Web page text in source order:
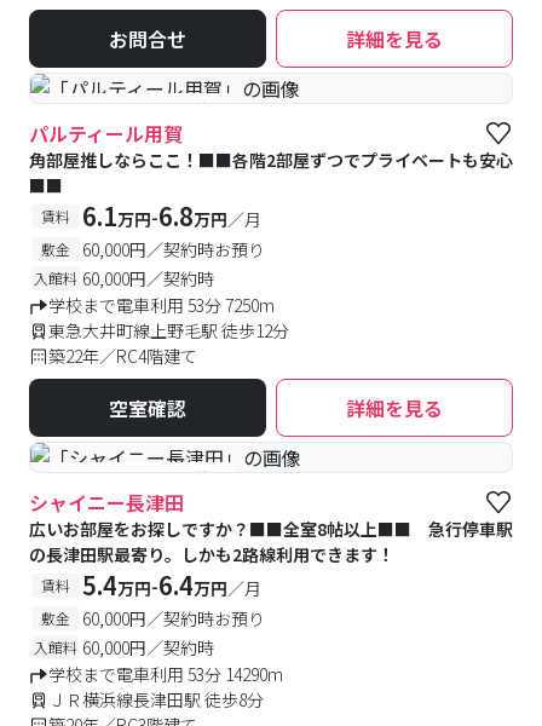
お問合せ 詳細を見る
#予約受付中 #空室待ち
パルティール用賀
角部屋推しならここ！■■各階2部屋ずつでプライベートも安心
■■
賃料 6.1万円-6.8万円／月
敷金 60,000円／契約時お預り
入館料 60,000円／契約時
学校まで電車利用 53分 7250m
東急大井町線上野毛駅 徒歩12分
築22年／RC4階建て
空室確認 詳細を見る
#予約受付中 #空室待ち
シャイニー長津田
広いお部屋をお探しですか？■■全室8帖以上■■ 急行停車駅
の長津田駅最寄り。しかも2路線利用できます！
賃料 5.4万円-6.4万円／月
敷金 60,000円／契約時お預り
入館料 60,000円／契約時
学校まで電車利用 53分 14290m
ＪＲ横浜線長津田駅 徒歩8分